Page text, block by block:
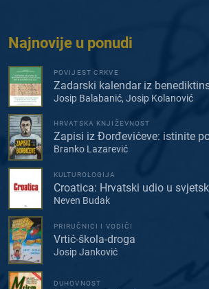
Najnovije u ponudi
POVIJEST CRKVE
Zadarski kalendar iz
Josip Balabanić, Josip Kolanović
HRVATSKA KNJIŽEVNOST
Zapisi iz Đorđevićeve: istinite
Branko Lazarević
KULTUROLOGIJA
Croatica: Hrvatski udio u
Neven Budak
PRIRUČNICI I VODIČI
Vrtić-škola-droga
Josip Janković
DUHOVNOST